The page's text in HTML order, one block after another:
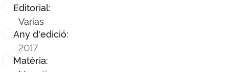
Editorial:
Varias
Any d'edició:
2017
Matèria: